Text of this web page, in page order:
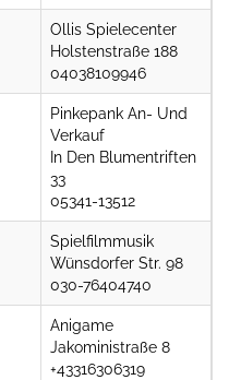
Ollis Spielecenter
Holstenstraße 188
04038109946
Pinkepank An- Und
Verkauf
In Den Blumentriften
33
05341-13512
Spielfilmmusik
Wünsdorfer Str. 98
030-76404740
Anigame
Jakoministraße 8
+43316306319